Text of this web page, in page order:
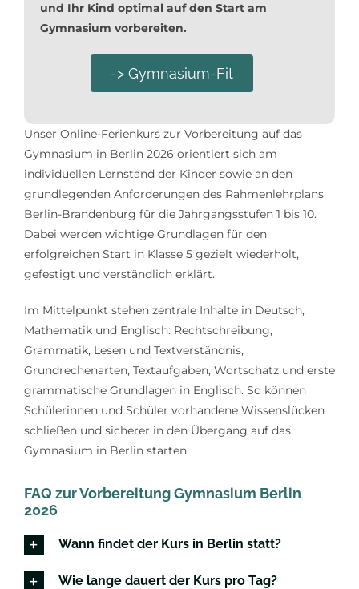
und Ihr Kind optimal auf den Start am
Gymnasium vorbereiten.
-> Gymnasium-Fit
Unser Online-Ferienkurs zur Vorbereitung auf das
Gymnasium in Berlin 2026 orientiert sich am
individuellen Lernstand der Kinder sowie an den
grundlegenden Anforderungen des Rahmenlehrplans
Berlin-Brandenburg für die Jahrgangsstufen 1 bis 10.
Dabei werden wichtige Grundlagen für den
erfolgreichen Start in Klasse 5 gezielt wiederholt,
gefestigt und verständlich erklärt.
Im Mittelpunkt stehen zentrale Inhalte in Deutsch,
Mathematik und Englisch: Rechtschreibung,
Grammatik, Lesen und Textverständnis,
Grundrechenarten, Textaufgaben, Wortschatz und erste
grammatische Grundlagen in Englisch. So können
Schülerinnen und Schüler vorhandene Wissenslücken
schließen und sicherer in den Übergang auf das
Gymnasium in Berlin starten.
FAQ zur Vorbereitung Gymnasium Berlin
2026
Wann findet der Kurs in Berlin statt?
Wie lange dauert der Kurs pro Tag?